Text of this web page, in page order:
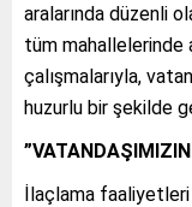
aralarında düzenli
tüm mahallelerinde
çalışmalarıyla,
huzurlu bir şekilde
İlaçlama faaliyetleri